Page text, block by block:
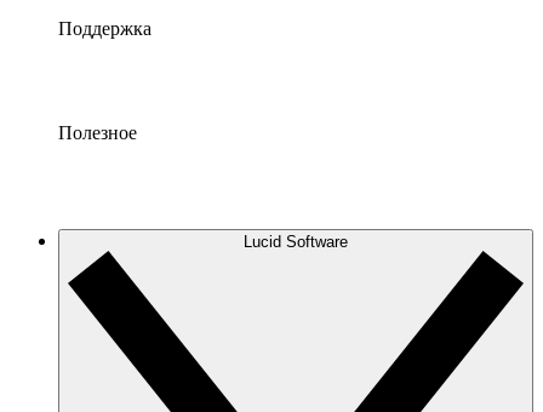
Поддержка
Полезное
Lucid Software